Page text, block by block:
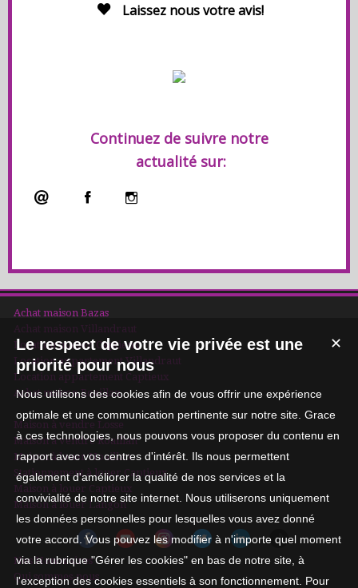
Laissez nous votre avis!
Continuez de suivre notre
actualité sur:
Achat maison Bazas
Achat maison Villandraut
Location maison Captieux
Location appartement Villandraut
Location appartement Captieux
Achat maison Roaillan
Maison à vendre Losse
Maison à vendre Roaillan
Maison à louer Noaillan
Stationnement à louer Captieux
Maison à louer Captieux
Maison à louer Langon
Nos Honoraires
Qui sommes-nous
✕
Le respect de votre vie privée est une
priorité pour nous
Nous utilisons des cookies afin de vous offrir une expérience
optimale et une communication pertinente sur notre site. Grace
à ces technologies, nous pouvons vous proposer du contenu en
rapport avec vos centres d'intérêt. Ils nous permettent
également d'améliorer la qualité de nos services et la
convivialité de notre site internet. Nous utiliserons uniquement
les données personnelles pour lesquelles vous avez donné
votre accord. Vous pouvez les modifier à n'importe quel moment
via la rubrique "Gérer les cookies" en bas de notre site, à
l'exception des cookies essentiels à son fonctionnement. Pour